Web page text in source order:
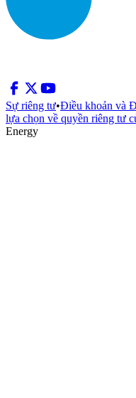
Sự riêng tư•Điều khoản và
lựa chọn về quyền riêng tư
Energy